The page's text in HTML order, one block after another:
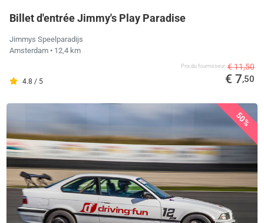
Billet d'entrée Jimmy's Play Paradise
Jimmys Speelparadijs
Amsterdam • 12,4 km
4.8 / 5
Prix ​​du fournisseur € 11,50
€ 7,50
50%